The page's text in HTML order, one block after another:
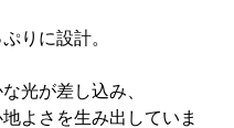
りに設計。
光が差し込み、
よさを生み出していま